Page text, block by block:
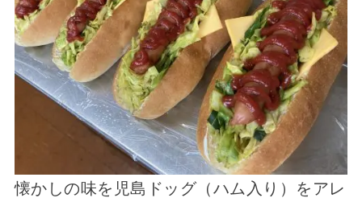
懐かしの味を児島ドッグ（ハム入り）をアレ